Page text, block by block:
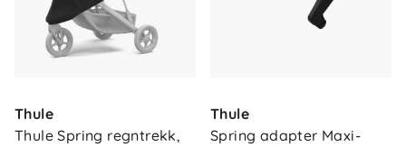
Dimensjoner vogn – oppslått
Høyde: 98–108,5 cm
Thule
Thule Spring regntrekk,
Thule
Spring adapter Maxi-